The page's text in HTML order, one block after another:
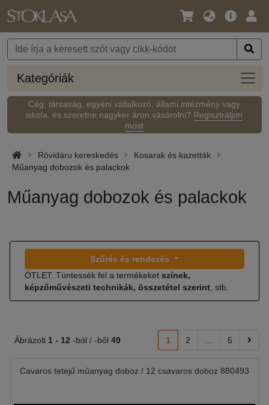
Nyelv
Pénznem
Fő
Kategóriák
Cég, társaság, egyéni vállalkozó, állami intézmény vagy
iskola, és szeretne nagyker áron vásárolni? Regisztráljon
most
Rövidáru kereskedés
Kosarak és kazetták
Műanyag dobozok és palackok
Műanyag dobozok és palackok
Szűrés és rendezés
ÖTLET: Tüntessék fel a termékeket színek,
képzőművészeti technikák, összetétel szerint , stb.
Ábrázolt 1 - 12 -ból / -ből 49 1 2 5
Cavaros tetejű műanyag doboz / 12 csavaros doboz 880493